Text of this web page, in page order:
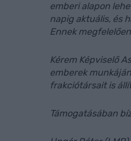
emberi alapon
napig aktuális, és
Ennek
Kérem Képviselő
emberek
frakciótársait is
Támogatásában